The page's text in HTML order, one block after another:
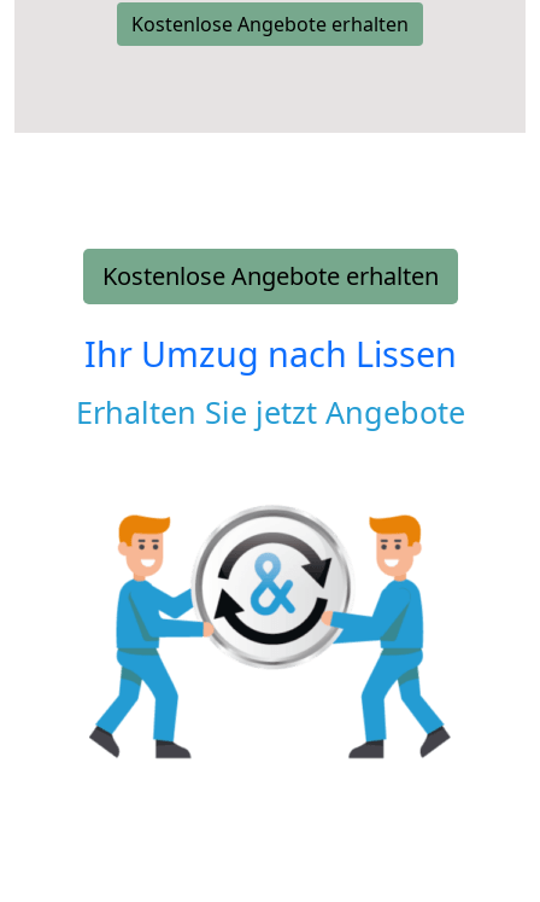
Kostenlose Angebote erhalten
Kostenlose Angebote erhalten
Ihr Umzug nach Lissen
Erhalten Sie jetzt Angebote